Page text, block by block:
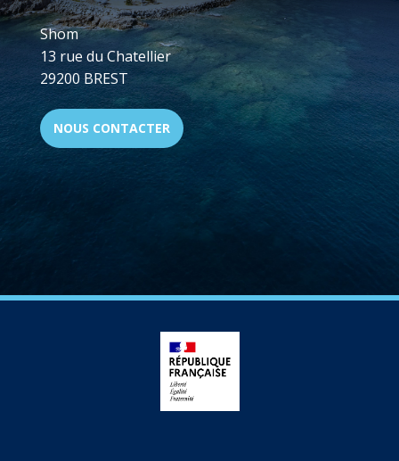
Shom
13 rue du Chatellier
29200 BREST
NOUS CONTACTER